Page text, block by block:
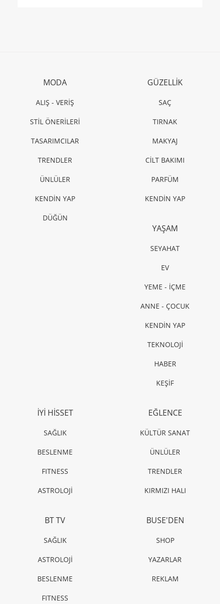
MODA
ALIŞ - VERİŞ
STİL ÖNERİLERİ
TASARIMCILAR
TRENDLER
ÜNLÜLER
KENDİN YAP
DÜĞÜN
GÜZELLİK
SAÇ
TIRNAK
MAKYAJ
CİLT BAKIMI
PARFÜM
KENDİN YAP
YAŞAM
SEYAHAT
EV
YEME - İÇME
ANNE - ÇOCUK
KENDİN YAP
TEKNOLOJİ
HABER
KEŞİF
İYİ HİSSET
SAĞLIK
BESLENME
FITNESS
ASTROLOJİ
EĞLENCE
KÜLTÜR SANAT
ÜNLÜLER
TRENDLER
KIRMIZI HALI
BT TV
SAĞLIK
ASTROLOJİ
BESLENME
FITNESS
BUSE'DEN
SHOP
YAZARLAR
REKLAM